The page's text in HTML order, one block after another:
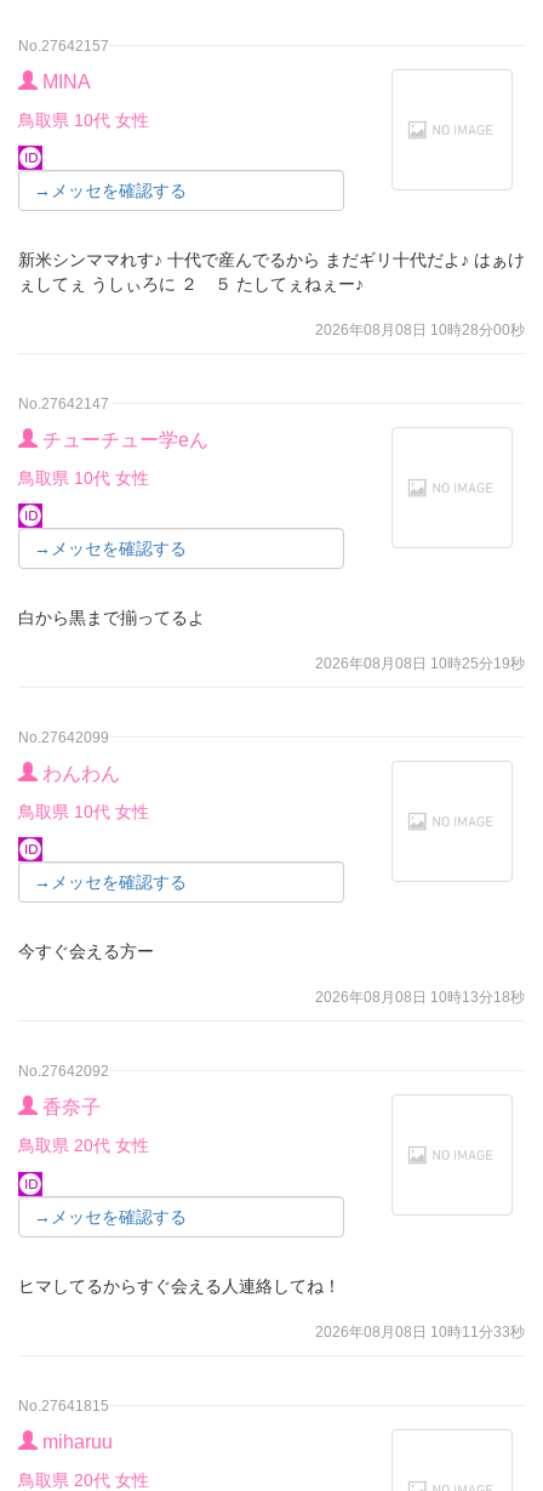
No.27642157
MINA
鳥取県 10代 女性
→メッセを確認する
新米シンママれす♪ 十代で産んでるから まだギリ十代だよ♪ はぁけ
ぇしてぇ うしぃろに ２ ５ たしてぇねぇー♪
2026年08月08日 10時28分00秒
No.27642147
チューチュー学eん
鳥取県 10代 女性
→メッセを確認する
白から黒まで揃ってるよ
2026年08月08日 10時25分19秒
No.27642099
わんわん
鳥取県 10代 女性
→メッセを確認する
今すぐ会える方ー
2026年08月08日 10時13分18秒
No.27642092
香奈子
鳥取県 20代 女性
→メッセを確認する
ヒマしてるからすぐ会える人連絡してね！
2026年08月08日 10時11分33秒
No.27641815
miharuu
鳥取県 20代 女性